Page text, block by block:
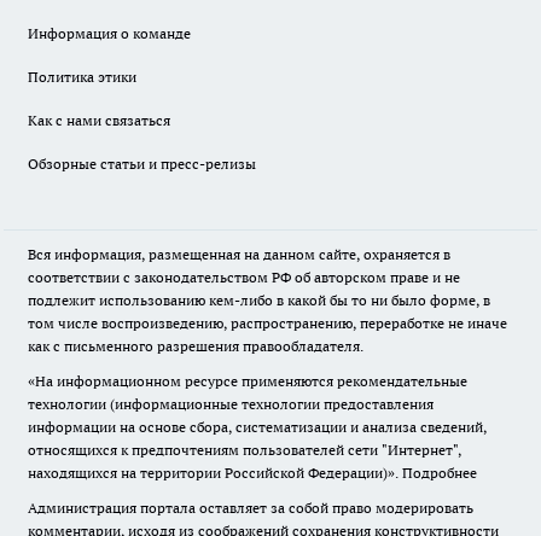
Информация о команде
Политика этики
Как с нами связаться
Обзорные статьи и пресс-релизы
Вся информация, размещенная на данном сайте, охраняется в
соответствии с законодательством РФ об авторском праве и не
подлежит использованию кем-либо в какой бы то ни было форме, в
том числе воспроизведению, распространению, переработке не иначе
как с письменного разрешения правообладателя.
«На информационном ресурсе применяются рекомендательные
технологии (информационные технологии предоставления
информации на основе сбора, систематизации и анализа сведений,
относящихся к предпочтениям пользователей сети "Интернет",
находящихся на территории Российской Федерации)». Подробнее
Администрация портала оставляет за собой право модерировать
комментарии, исходя из соображений сохранения конструктивности